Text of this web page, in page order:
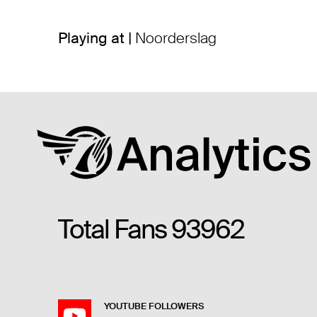
Playing at | Noorderslag
Total Fans93962
YOUTUBE FOLLOWERS